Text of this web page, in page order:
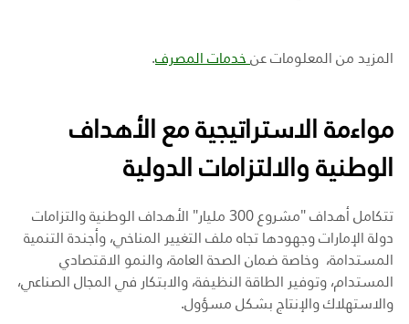
المزيد من المعلومات عن خدمات المصرف.
مواءمة الاستراتيجية مع الأهداف
الوطنية والالتزامات الدولية
تتكامل أهداف "مشروع 300 مليار" الأهداف الوطنية والتزامات
دولة الإمارات وجهودها تجاه ملف التغيير المناخي، وأجندة التنمية
المستدامة، وخاصة ضمان الصحة العامة، والنمو الاقتصادي
المستدام، وتوفير الطاقة النظيفة، والابتكار في المجال الصناعي،
والاستهلاك والإنتاج بشكل مسؤول.